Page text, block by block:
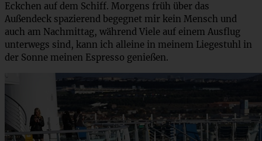
Eckchen auf dem Schiff. Morgens früh über das
Außendeck spazierend begegnet mir kein Mensch und
auch am Nachmittag, während Viele auf einem Ausflug
unterwegs sind, kann ich alleine in meinem Liegestuhl in
der Sonne meinen Espresso genießen.